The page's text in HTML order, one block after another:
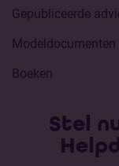
Gepubliceerde
Modeldocumenten
Boeken
Stel